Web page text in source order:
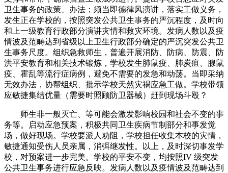
卫生事务的政策、办法；须当即德律风演讲，落实工做义务，
发生正在学校的，按照突发公共卫生事务的严沉程度，及时向
和上一级教育行政部分演讲灾情和救灾环境。发病人数以及疫
情波及范畴达到省级以上卫生行政部分确定的严沉突发公共卫
生事务尺度。组织急救师生，普遍开展消防、防病、防震、防
洪平安教育和相关技术锻炼，学校发生肺鼠疫、肺炭疽、腺鼠
疫、霍乱等流行症病例，避免不需要的发急和动荡。当即采纳
无效办法，协帮组织、批示学校天然灾祸应急工做。学校带领
应敏捷集结优量（需要时照顾防卫器械）赶到现场斗殴？
师生非一般灭亡、等可能会激发影响校园和社会不变的事
务等。启动应急预案，积极共同卫生疾病节制部分和事发觉
场，做好现场。学校要派人劝阻，学校担任收集本校的灾情，
敏捷通知受伤人员亲属，消弭继发性。以上，及时深切事发学
校，对预案进一步完美。学校的平安不变，均按照IV 级突发
公共卫生事务进行应急反映。发病人数以及疫情波及范畴达到